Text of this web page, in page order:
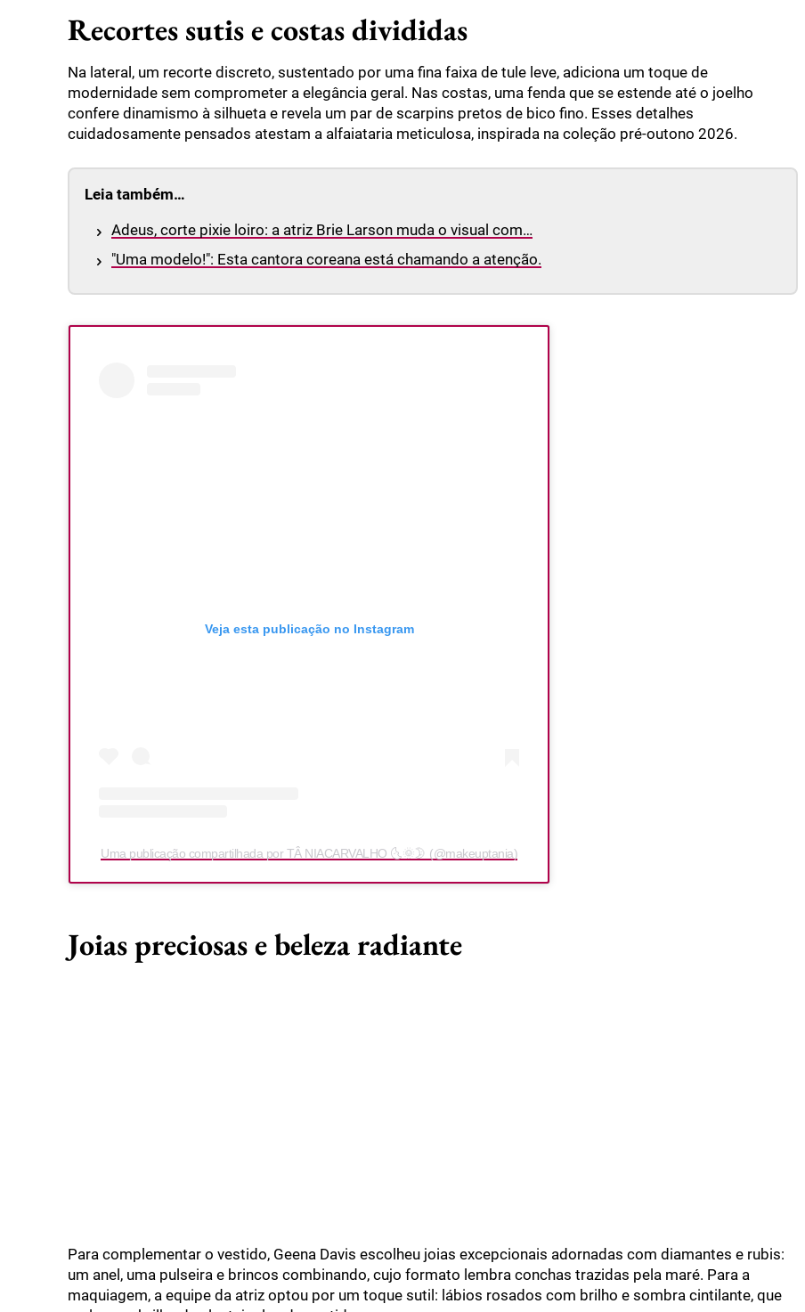
Recortes sutis e costas divididas
Na lateral, um recorte discreto, sustentado por uma fina faixa de tule leve, adiciona um toque de
modernidade sem comprometer a elegância geral. Nas costas, uma fenda que se estende até o joelho
confere dinamismo à silhueta e revela um par de scarpins pretos de bico fino. Esses detalhes
cuidadosamente pensados atestam a alfaiataria meticulosa, inspirada na coleção pré-outono 2026.
Leia também…
Adeus, corte pixie loiro: a atriz Brie Larson muda o visual com…
"Uma modelo!": Esta cantora coreana está chamando a atenção.
Veja esta publicação no Instagram
Uma publicação compartilhada por TÂ NIACARVALHO 🌜🌞🌛 (@makeuptania)
Joias preciosas e beleza radiante
Para complementar o vestido, Geena Davis escolheu joias excepcionais adornadas com diamantes e rubis:
um anel, uma pulseira e brincos combinando, cujo formato lembra conchas trazidas pela maré. Para a
maquiagem, a equipe da atriz optou por um toque sutil: lábios rosados com brilho e sombra cintilante, que